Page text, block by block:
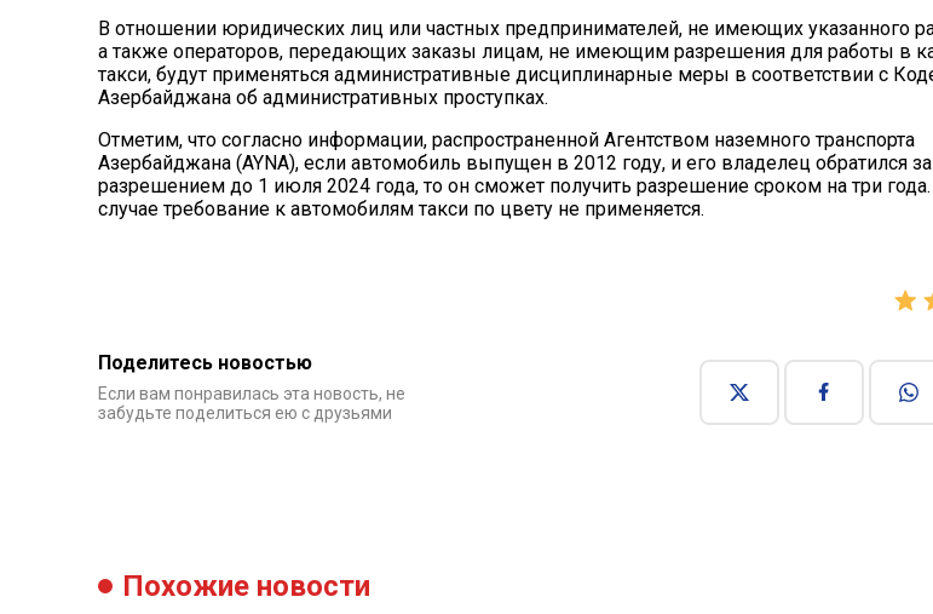
В отношении юридических лиц или частных предпринимателей, не имеющих указанного
а также операторов, передающих заказы лицам, не имеющим разрешения для работы в
такси, будут применяться административные дисциплинарные меры в соответствии с
Азербайджана об административных проступках.
Отметим, что согласно информации, распространенной Агентством наземного транспорта
Азербайджана (AYNA), если автомобиль выпущен в 2012 году, и его владелец обратился за
разрешением до 1 июля 2024 года, то он сможет получить разрешение сроком на три
случае требование к автомобилям такси по цвету не применяется.
Поделитесь новостью
Если вам понравилась эта новость, не
забудьте поделиться ею с друзьями
Похожие новости